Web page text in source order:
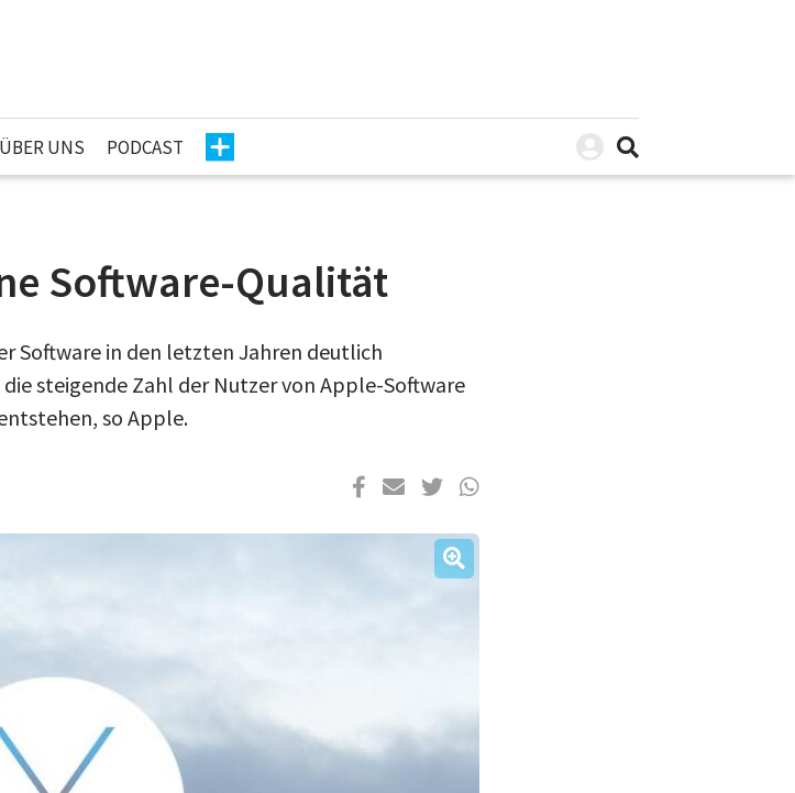
ÜBER UNS PODCAST
Software-Qualität
Software in den letzten Jahren deutlich
steigende Zahl der Nutzer von Apple-Software
so Apple.